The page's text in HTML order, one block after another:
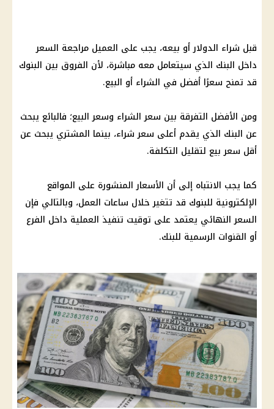
قبل شراء الدولار أو بيعه، يجب على العميل مراجعة السعر
داخل البنك الذي سيتعامل معه مباشرة، لأن الفروق بين البنوك
قد تمنح سعرًا أفضل في الشراء أو البيع.
ومن الأفضل التفرقة بين سعر الشراء وسعر البيع؛ فالبائع يبحث
عن البنك الذي يقدم أعلى سعر شراء، بينما المشتري يبحث عن
أقل سعر بيع لتقليل التكلفة.
كما يجب الانتباه إلى أن الأسعار المنشورة على المواقع
الإلكترونية للبنوك قد تتغير خلال ساعات العمل، وبالتالي فإن
السعر النهائي يعتمد على توقيت تنفيذ العملية داخل الفرع
أو القنوات الرسمية للبنك.